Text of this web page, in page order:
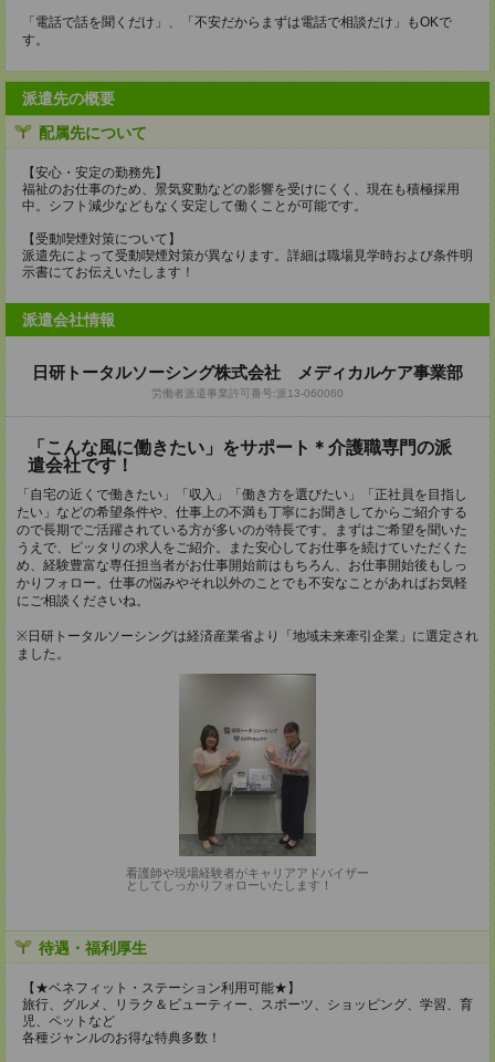
「電話で話を聞くだけ」、「不安だからまずは電話で相談だけ」もOKで
す。
派遣先の概要
配属先について
【安心・安定の勤務先】
福祉のお仕事のため、景気変動などの影響を受けにくく、現在も積極採用
中。シフト減少などもなく安定して働くことが可能です。
【受動喫煙対策について】
派遣先によって受動喫煙対策が異なります。詳細は職場見学時および条件明
示書にてお伝えいたします！
派遣会社情報
日研トータルソーシング株式会社 メディカルケア事業部
労働者派遣事業許可番号:派13-060060
「こんな風に働きたい」をサポート＊介護職専門の派
遣会社です！
「自宅の近くで働きたい」「収入」「働き方を選びたい」「正社員を目指し
たい」などの希望条件や、仕事上の不満も丁寧にお聞きしてからご紹介する
ので長期でご活躍されている方が多いのが特長です。まずはご希望を聞いた
うえで、ピッタリの求人をご紹介。また安心してお仕事を続けていただくた
め、経験豊富な専任担当者がお仕事開始前はもちろん、お仕事開始後もしっ
かりフォロー。仕事の悩みやそれ以外のことでも不安なことがあればお気軽
にご相談くださいね。
※日研トータルソーシングは経済産業省より「地域未来牽引企業」に選定され
ました。
看護師や現場経験者がキャリアアドバイザー
としてしっかりフォローいたします！
待遇・福利厚生
【★ベネフィット・ステーション利用可能★】
旅行、グルメ、リラク＆ビューティー、スポーツ、ショッピング、学習、育
児、ペットなど
各種ジャンルのお得な特典多数！